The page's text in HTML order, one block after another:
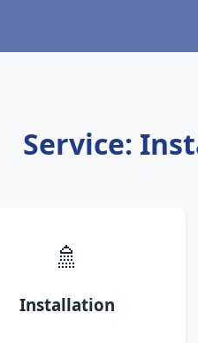
Service:
🚿
Installation